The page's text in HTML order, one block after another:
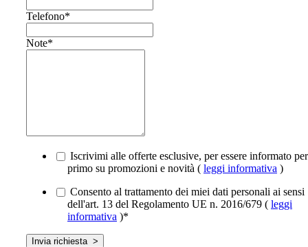
Telefono*
Note*
Iscrivimi alle offerte esclusive, per essere informato per
primo su promozioni e novità ( leggi informativa )
Consento al trattamento dei miei dati personali ai sensi
dell'art. 13 del Regolamento UE n. 2016/679 ( leggi
informativa )*